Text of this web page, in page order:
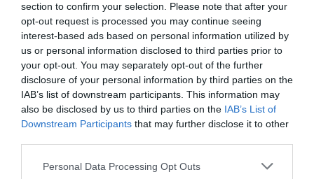
section to confirm your selection. Please note that after your
opt-out request is processed you may continue seeing
interest-based ads based on personal information utilized by
us or personal information disclosed to third parties prior to
your opt-out. You may separately opt-out of the further
disclosure of your personal information by third parties on the
IAB’s list of downstream participants. This information may
also be disclosed by us to third parties on the IAB’s List of
Downstream Participants that may further disclose it to other
Please note that this website/app uses one or more Google
Personal Data Processing Opt Outs
Töltés
A káposztát rétegezve üvegbe, cserépedénybe vagy savanyító
hordóba tömjük. Közé rétegezhetjük a babérlevelet, esetleg a
tormát vagy birsalmát. A lényeg:jó szorosan tömörítsük
minél kevesebb levegő maradjon.
Lé alá nyomás
A káposztát addig tömörítjük, amíg a saját leve teljesen ellepi. Ha
kevés lenne a lé, 1 liter vízhez 20 g sót adva pótolhatjuk. Ezután
lesúlyozzuk (pl. tiszta kővel vagy vízzel töltött zacskóval).